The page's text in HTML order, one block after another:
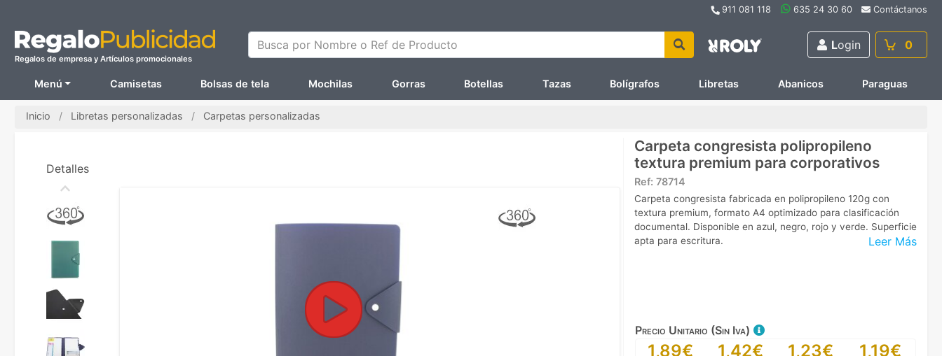
911 081 118 635 24 30 60 Contáctanos
Regalos de empresa y Artículos promocionales
Busca por Nombre o Ref de Producto Login 0
Menú Camisetas Bolsas de tela Mochilas Gorras Botellas Tazas Bolígrafos Libretas Abanicos Paraguas
Inicio Libretas personalizadas Carpetas personalizadas
Carpeta congresista polipropileno
textura premium para corporativos
Ref: 78714
Leer Más
Carpeta congresista fabricada en polipropileno 120g con
textura premium, formato A4 optimizado para clasificación
documental. Disponible en azul, negro, rojo y verde. Superficie
apta para escritura.
Precio Unitario (Sin Iva)
1,89€ 1,42€ 1,23€ 1,19€
Detalles